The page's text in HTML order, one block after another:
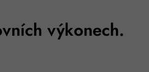
výkonech.